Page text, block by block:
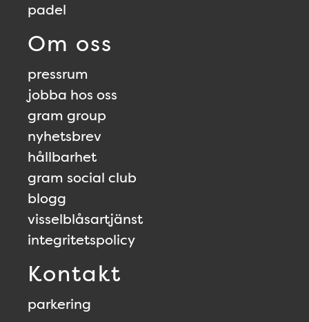
padel
Om oss
pressrum
jobba hos oss
gram group
nyhetsbrev
hållbarhet
gram social club
blogg
visselblåsartjänst
integritetspolicy
Kontakt
parkering